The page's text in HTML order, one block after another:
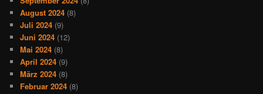
August 2024 (8)
Juli 2024 (9)
Juni 2024 (12)
Mai 2024 (8)
April 2024 (9)
März 2024 (8)
Februar 2024 (8)